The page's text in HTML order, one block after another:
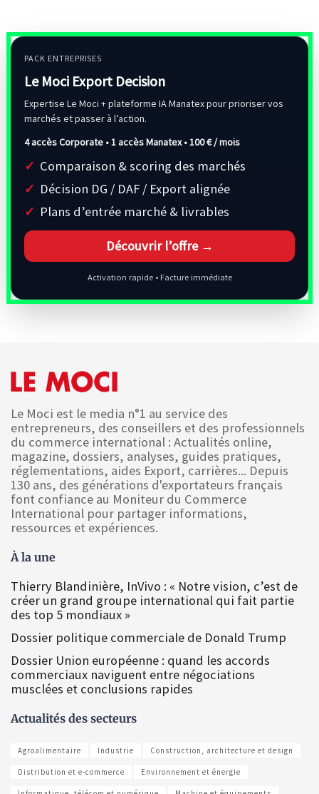
PACK ENTREPRISES
Le Moci Export Decision
Expertise Le Moci + plateforme IA Manatex pour prioriser vos
marchés et passer à l’action.
4 accès Corporate • 1 accès Manatex •100 € / mois
Comparaison & scoring des marchés
Décision DG / DAF / Export alignée
Plans d’entrée marché & livrables
Découvrir l’offre →
Activation rapide • Facture immédiate
Le Moci est le media n°1 au service des
entrepreneurs, des conseillers et des professionnels
du commerce international : Actualités online,
magazine, dossiers, analyses, guides pratiques,
réglementations, aides Export, carrières... Depuis
130 ans, des générations d'exportateurs français
font confiance au Moniteur du Commerce
International pour partager informations,
ressources et expériences.
À la une
Thierry Blandinière, InVivo : « Notre vision, c’est de
créer un grand groupe international qui fait partie
des top 5 mondiaux »
Dossier politique commerciale de Donald Trump
Dossier Union européenne : quand les accords
commerciaux naviguent entre négociations
musclées et conclusions rapides
Actualités des secteurs
Agroalimentaire Industrie Construction, architecture et design
Distribution et e-commerce Environnement et énergie